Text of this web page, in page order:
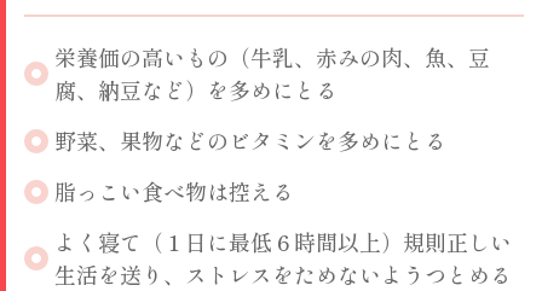
栄養価の高いもの（牛乳、赤みの肉、魚、豆
腐、納豆など）を多めにとる
野菜、果物などのビタミンを多めにとる
脂っこい食べ物は控える
よく寝て（１日に最低６時間以上）規則正しい
生活を送り、ストレスをためないようつとめる